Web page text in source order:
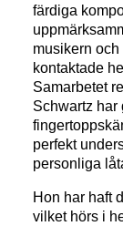
färdiga
musikern
kontaktade
Samarbetet
Schwartz har
perfekt
personliga
Hon har haft
vilket hörs i